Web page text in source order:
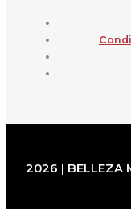
2026 | BELLEZA